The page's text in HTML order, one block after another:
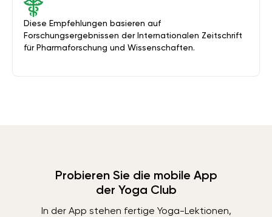
Diese Empfehlungen basieren auf
Forschungsergebnissen der Internationalen Zeitschrift
für Pharmaforschung und Wissenschaften.
Probieren Sie die mobile App
der Yoga Club
In der App stehen fertige Yoga-Lektionen,